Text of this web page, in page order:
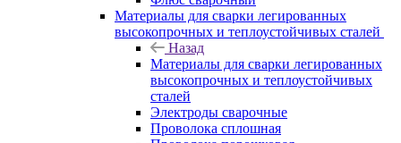
Материалы для сварки легированных
высокопрочных и теплоустойчивых сталей
Назад
Материалы для сварки легированных
высокопрочных и теплоустойчивых
сталей
Электроды сварочные
Проволока сплошная